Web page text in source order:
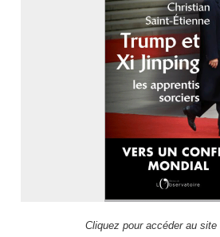
Cliquez pour accéder au site